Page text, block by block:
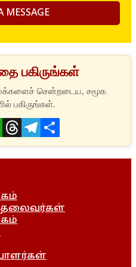
பகிருங்கள்
ThreadsTelegram
Share
தலைவர்கள்